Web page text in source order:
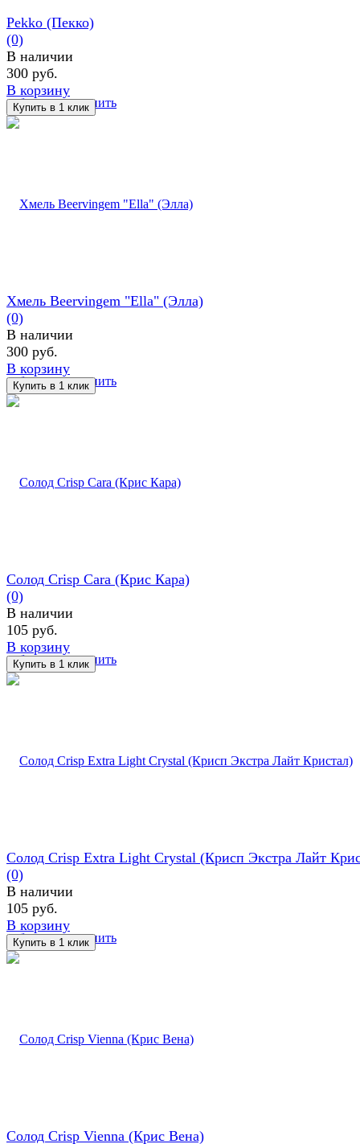
избранное сравнить
Pekko (Пекко)
(0)
В наличии
300 руб.
В корзину
избранное сравнить
Хмель Beervingem "Ella" (Элла)
(0)
В наличии
300 руб.
В корзину
избранное сравнить
Солод Crisp Cara (Крис Кара)
(0)
В наличии
105 руб.
В корзину
избранное сравнить
Солод Crisp Extra Light Crystal (Крисп Экстра Лайт
(0)
В наличии
105 руб.
В корзину
Солод Crisp Vienna (Крис Вена)